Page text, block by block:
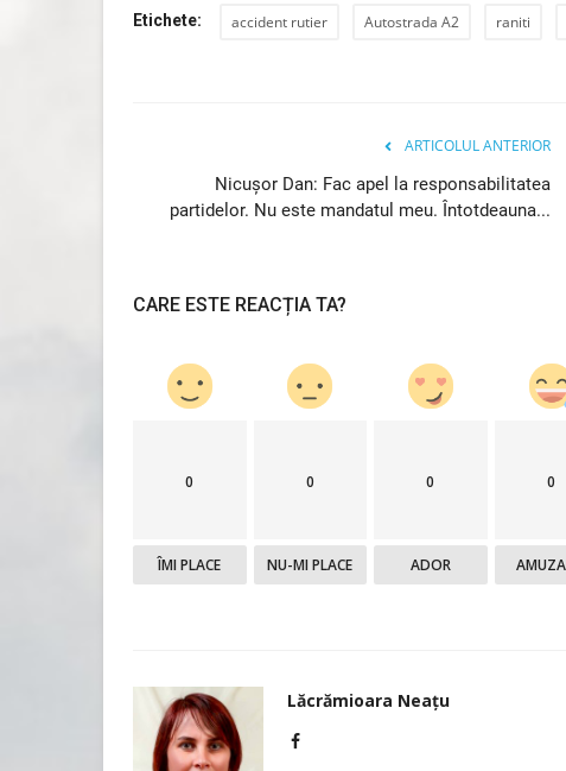
Etichete: accident rutier Autostrada A2 raniti
ARTICOLUL ANTERIOR
Nicușor Dan: Fac apel la responsabilitatea
partidelor. Nu este mandatul meu. Întotdeauna...
CARE ESTE REACȚIA TA?
0
ÎMI PLACE
0
NU-MI PLACE
0
ADOR
0
Lăcrămioara Neațu